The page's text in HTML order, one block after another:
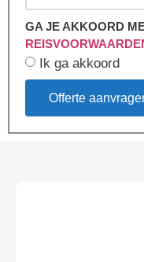
GA JE AKKOORD
Ik ga akkoord
Offerte